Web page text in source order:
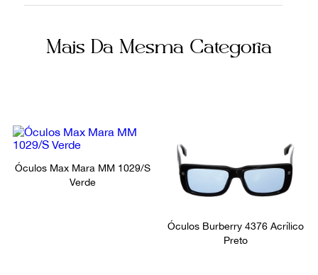
Marrom Caixa e Estojo
Mais Da Mesma Categoria
Óculos Max Mara MM 1029/S
Verde
Óculos Burberry 4376 Acrílico
Preto